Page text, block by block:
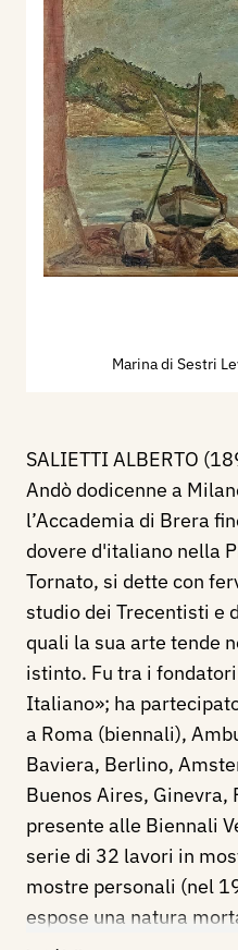
Marina di Sestri
SALIETTI ALBERTO
Andò dodicenne a
l’Accademia di Brera
dovere d'italiano nella
Tornato, si dette con
studio dei Trecentisti e
quali la sua arte tende
istinto. Fu tra i
Italiano»; ha
a Roma (biennali),
Baviera, Berlino,
Buenos Aires,
presente alle Biennali
serie di 32 lavori in
mostre personali (nel
espose una natura